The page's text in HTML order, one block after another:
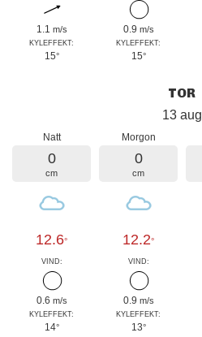
1.1 m/s
KYLEFFEKT:
15°
0.9 m/s
KYLEFFEKT:
15°
TOR
13 aug
Natt
0
cm
12.6°
VIND:
0.6 m/s
KYLEFFEKT:
14°
Morgon
0
cm
12.2°
VIND:
0.9 m/s
KYLEFFEKT:
13°